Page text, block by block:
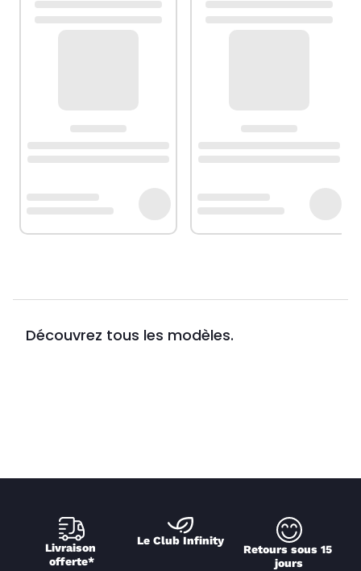
Découvrez tous les modèles.
Livraison
offerte*
Le Club Infinity
Retours sous 15
jours